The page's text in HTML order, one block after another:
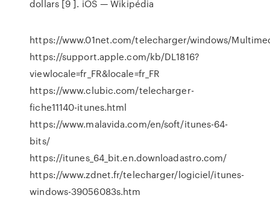
dollars [9 ]. iOS — Wikipédia
https://www.01net.com/telecharger/windows/
https://support.apple.com/kb/DL1816?
viewlocale=fr_FR&locale=fr_FR
https://www.clubic.com/telecharger-
fiche11140-itunes.html
https://www.malavida.com/en/soft/itunes-64-
bits/
https://itunes_64_bit.en.downloadastro.com/
https://www.zdnet.fr/telecharger/logiciel/itunes-
windows-39056083s.htm